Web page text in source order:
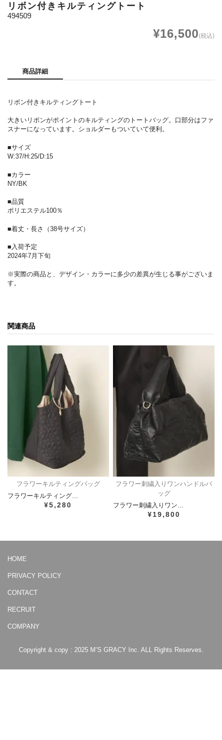
リボン付きキルティングトート
494509
¥16,500(税込)
商品詳細
リボン付きキルティングトート
大きいリボンがポイントのキルティングのトートバッグ。口部分はファ
スナーになっています。ショルダーもついていて便利。
■サイズ
W:37/H:25/D:15
■カラー
NY/BK
■品質
ポリエステル100％
■着丈・長さ（38号サイズ）
■入荷予定
2024年7月下旬
※実際の商品と、デザイン・カラーに多少の差異が生じる事がございま
す。
関連商品
フラワーキルティングバッグ
フラワーキルティング…
¥5,280
フラワー刺繍入りワンハンドルバ
ッグ
フラワー刺繍入りワン…
¥19,800
HOME
PRIVACY POLICY
CONTACT
RECRUIT
COMPANY
Copyright & copy : 2025 M’S GRACY Inc. ALL Rights Reserves.